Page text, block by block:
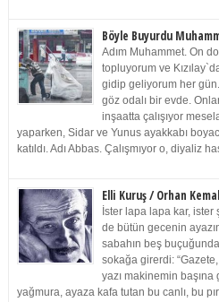
Böyle Buyurdu
Adım Muhammet. On
topluyorum ve
gidip geliyorum her
göz odalı bir evde.
inşaatta çalışıyor
yaparken, Sidar ve Yunus ayakkabı
katıldı. Adı Abbas. Çalışmıyor o, diyaliz
Elli Kuruş / Orhan Kemal
İster lapa lapa kar, ister
de bütün gecenin
sabahın beş
sokağa girerdi:
yazı makinemin
yağmura, ayaza kafa tutan bu canlı, bu